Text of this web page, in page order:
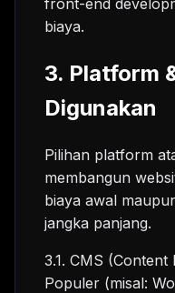
biaya.
3. Platform
Digunakan
Pilihan platform
membangun
biaya awal
jangka panjang.
3.1. CMS
Populer (misal: